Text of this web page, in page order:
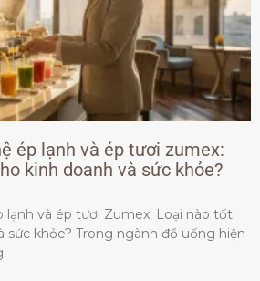
ép lạnh và ép tươi zumex:
kinh doanh và sức khỏe?
lạnh và ép tươi Zumex: Loại nào tốt
sức khỏe? Trong ngành đồ uống hiện